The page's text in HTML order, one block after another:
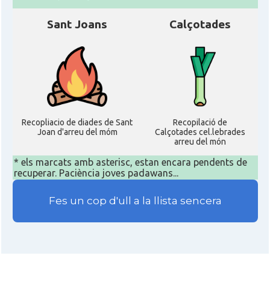
Sant Joans
Recopliacio de diades de Sant
Joan d'arreu del móm
Calçotades
Recopilació de
Calçotades cel.lebrades
arreu del món
* els marcats amb asterisc, estan encara pendents de
recuperar. Paciència joves padawans...
Fes un cop d'ull a la llista sencera